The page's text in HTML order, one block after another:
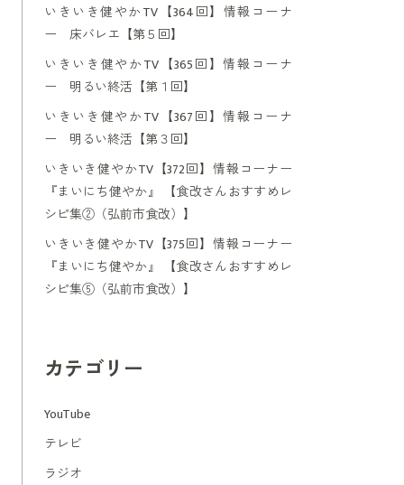
いきいき健やかTV【364回】情報コーナ
ー 床バレエ【第５回】
いきいき健やかTV【365回】情報コーナ
ー 明るい終活【第１回】
いきいき健やかTV【367回】情報コーナ
ー 明るい終活【第３回】
いきいき健やかTV【372回】情報コーナー
『まいにち健やか』 【食改さんおすすめレ
シピ集②（弘前市食改）】
いきいき健やかTV【375回】情報コーナー
『まいにち健やか』 【食改さんおすすめレ
シピ集⑤（弘前市食改）】
カテゴリー
YouTube
テレビ
ラジオ